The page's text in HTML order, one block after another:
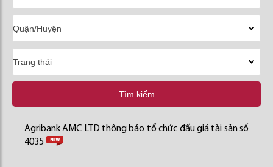
Tìm kiếm
Agribank AMC LTD thông báo tổ chức đấu giá tài sản số
4035